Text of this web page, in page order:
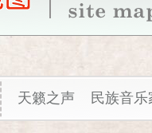
天籁之声 民族音乐